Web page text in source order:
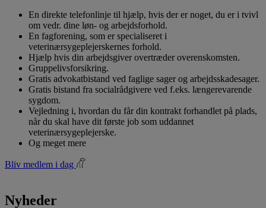
En direkte telefonlinje til hjælp, hvis der er noget, du er i tvivl
om vedr. dine løn- og arbejdsforhold.
En fagforening, som er specialiseret i
veterinærsygeplejerskernes forhold.
Hjælp hvis din arbejdsgiver overtræder overenskomsten.
Gruppelivsforsikring.
Gratis advokatbistand ved faglige sager og arbejdsskadesager.
Gratis bistand fra socialrådgivere ved f.eks. længerevarende
sygdom.
Vejledning i, hvordan du får din kontrakt forhandlet på plads,
når du skal have dit første job som uddannet
veterinærsygeplejerske.
Og meget mere
Bliv medlem i dag
Nyheder